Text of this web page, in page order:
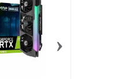
›